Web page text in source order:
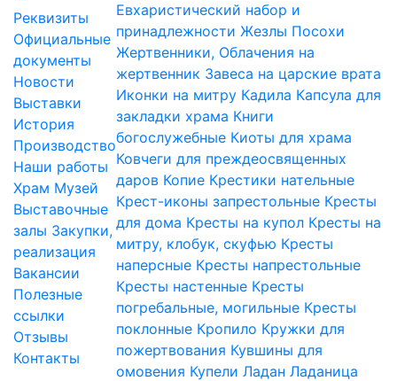
Реквизиты
Официальные
документы
Новости
Выставки
История
Производство
Наши работы
Храм Музей
Выставочные
залы Закупки,
реализация
Вакансии
Полезные
ссылки
Отзывы
Контакты
Евхаристический набор и
принадлежности Жезлы Посохи
Жертвенники, Облачения на
жертвенник Завеса на царские врата
Иконки на митру Кадила Капсула для
закладки храма Книги
богослужебные Киоты для храма
Ковчеги для преждеосвященных
даров Копие Крестики нательные
Крест-иконы запрестольные Кресты
для дома Кресты на купол Кресты на
митру, клобук, скуфью Кресты
наперсные Кресты напрестольные
Кресты настенные Кресты
погребальные, могильные Кресты
поклонные Кропило Кружки для
пожертвования Кувшины для
омовения Купели Ладан Ладаница